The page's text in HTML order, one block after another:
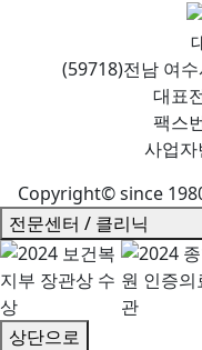
(59718)전남 여
대표
팩스
사업
Copyright© since
전문센터 / 클리닉
상단으로